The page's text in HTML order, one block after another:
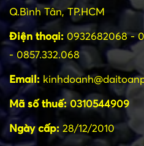
Q.Bình Tân, TP.HCM
Điện thoại: 0932682068 -
- 0857.332.068
Email:
Mã số thuế: 0310544909
Ngày cấp: 28/12/2010